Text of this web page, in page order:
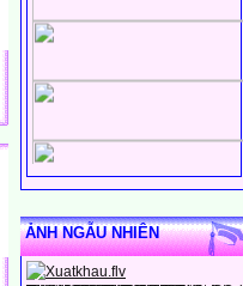
ẢNH NGẪU NHIÊN